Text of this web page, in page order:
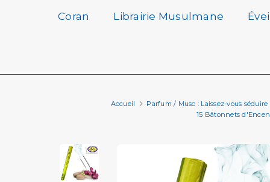
Coran Librairie Musulmane
Accueil Parfum / Musc : Laissez-vous
15 Bâtonnets